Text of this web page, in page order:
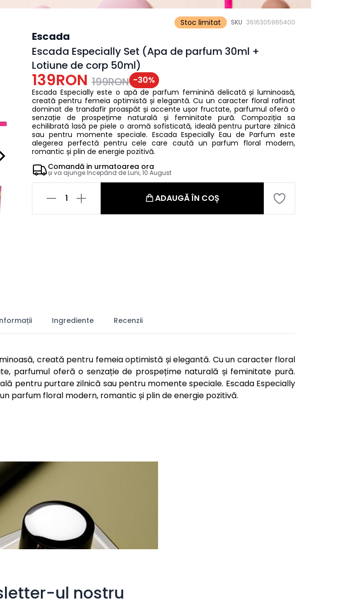
Stoc limitat SKU 3616305965400
Escada
Escada Especially Set (Apa de parfum 30ml +
Lotiune de corp 50ml)
139RON 199RON -30%
Escada Especially este o apă de parfum feminină delicată și luminoasă,
creată pentru femeia optimistă și elegantă. Cu un caracter floral rafinat
dominat de trandafir proaspăt și accente ușor fructate, parfumul oferă o
senzație de prospețime naturală și feminitate pură. Compoziția sa
echilibrată lasă pe piele o aromă sofisticată, ideală pentru purtare zilnică
sau pentru momente speciale. Escada Especially Eau de Parfum este
alegerea perfectă pentru cele care caută un parfum floral modern,
romantic și plin de energie pozitivă.
Comandă in urmatoarea ora
și va ajunge începând deLuni, 10 August
1 ADAUGĂ ÎN COȘ
Ingrediente Recenzii
creată pentru femeia optimistă și elegantă. Cu un caracter floral
parfumul oferă o senzație de prospețime naturală și feminitate pură.
pentru purtare zilnică sau pentru momente speciale. Escada Especially
parfum floral modern, romantic și plin de energie pozitivă.
ul nostru